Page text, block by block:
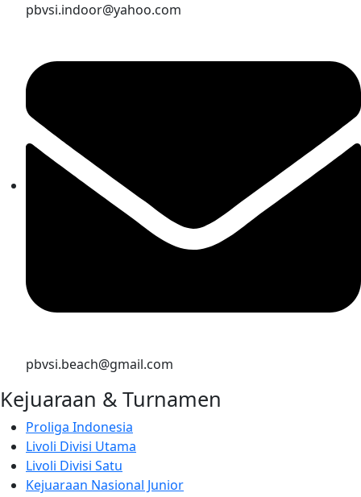
pbvsi.indoor@yahoo.com
pbvsi.beach@gmail.com
Kejuaraan & Turnamen
Proliga Indonesia
Livoli Divisi Utama
Livoli Divisi Satu
Kejuaraan Nasional Junior